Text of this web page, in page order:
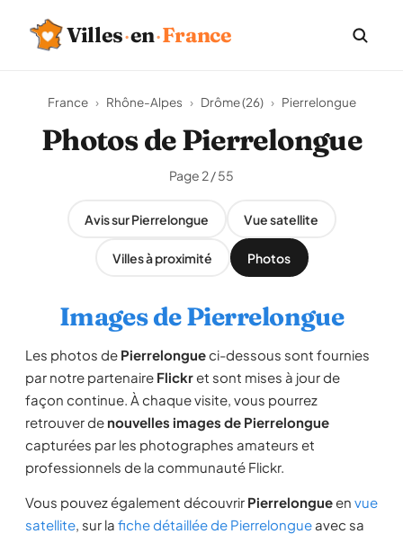
Villes·en·France
France › Rhône-Alpes › Drôme (26) › Pierrelongue
Photos de Pierrelongue
Page 2 / 55
Avis sur Pierrelongue Vue satellite
Villes à proximité Photos
Images de Pierrelongue
Les photos de Pierrelongueci-dessous sont fournies
par notre partenaire Flickret sont mises à jour de
façon continue. À chaque visite, vous pourrez
retrouver de nouvelles images de Pierrelongue
capturées par les photographes amateurs et
professionnels de la communauté Flickr.
Vous pouvez également découvrir Pierrelongueen vue
satellite, sur la fiche détaillée de Pierrelongue avec sa